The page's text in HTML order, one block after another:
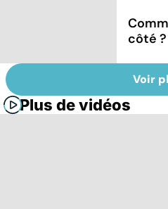
côté ?
Voir
Plus de vidéos